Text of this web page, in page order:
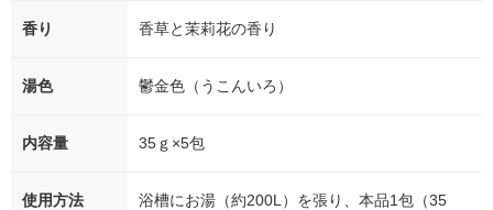
香り 香草と茉莉花の香り
湯色 鬱金色（うこんいろ）
内容量 35ｇ×5包
使用方法 浴槽にお湯（約200L）を張り、本品1包（35